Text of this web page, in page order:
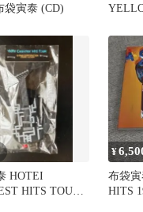
袋寅泰 (CD)
セット
HOTEI
HITS TOUR
¥
布袋寅
HITS